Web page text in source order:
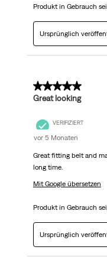
Produkt in Gebrauch
Ursprünglich
5 von 5 Sternen.
Great looking
VERIFIZIERT
vor 5 Monaten
Great fitting belt and
long time.
Mit Google übersetzen
Produkt in Gebrauch
Ursprünglich